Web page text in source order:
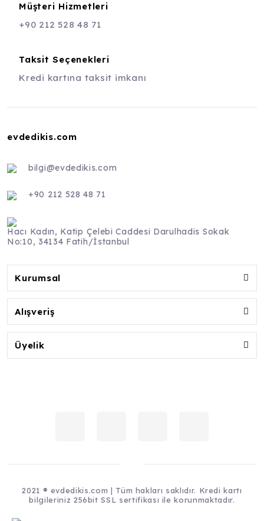
Müşteri Hizmetleri
+90 212 528 48 71
Taksit Seçenekleri
Kredi kartına taksit imkanı
evdedikis.com
bilgi@evdedikis.com
+90 212 528 48 71
Hacı Kadın, Katip Çelebi Caddesi Darulhadis Sokak
No:10, 34134 Fatih/İstanbul
Kurumsal
Alışveriş
Üyelik
2021 ® evdedikis.com | Tüm hakları saklıdır. Kredi kartı
bilgileriniz 256bit SSL sertifikası ile korunmaktadır.